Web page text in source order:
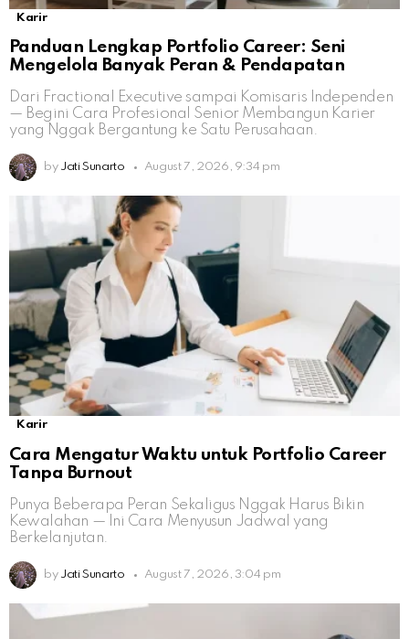
Karir
Panduan Lengkap Portfolio Career: Seni
Mengelola Banyak Peran & Pendapatan
Dari Fractional Executive sampai Komisaris Independen
— Begini Cara Profesional Senior Membangun Karier
yang Nggak Bergantung ke Satu Perusahaan.
by Jati Sunarto August 7, 2026, 9:34 pm
Karir
Cara Mengatur Waktu untuk Portfolio Career
Tanpa Burnout
Punya Beberapa Peran Sekaligus Nggak Harus Bikin
Kewalahan — Ini Cara Menyusun Jadwal yang
Berkelanjutan.
by Jati Sunarto August 7, 2026, 3:04 pm